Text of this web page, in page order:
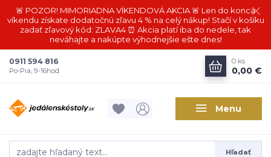
🚨 POZOR! MIMORIADNA VÍKENDOVÁ AKCIA 🚨 Len do konca
víkendu získate dodatočnú zľavu 4 % na celý nákup! Stačí v košíku
zadať zľavový kód: ZLAVA4 ⏰ Akcia platí iba do nedele, tak
neváhajte a nakúpte výhodnejšie ešte dnes!
Menu
Hľadať
0911 594 816
Po-Pia, 9-16hod
0 ks
0,00 €